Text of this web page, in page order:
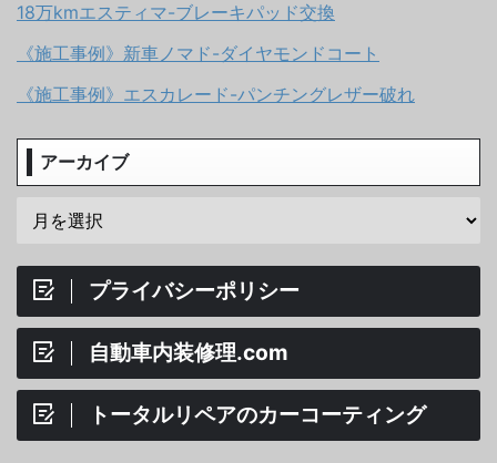
18万kmエスティマ-ブレーキパッド交換
《施工事例》新車ノマド-ダイヤモンドコート
《施工事例》エスカレード-パンチングレザー破れ
アーカイブ
プライバシーポリシー
自動車内装修理.com
トータルリペアのカーコーティング